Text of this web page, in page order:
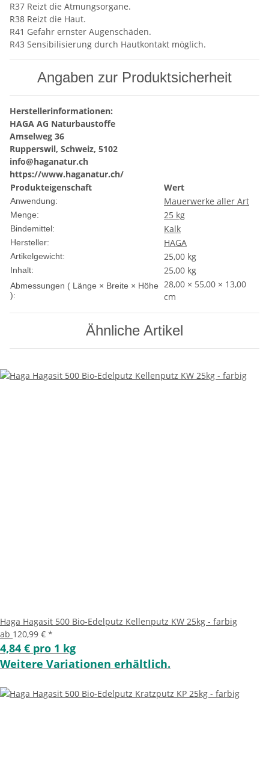
R37 Reizt die Atmungsorgane.
R38 Reizt die Haut.
R41 Gefahr ernster Augenschäden.
R43 Sensibilisierung durch Hautkontakt möglich.
Angaben zur Produktsicherheit
Herstellerinformationen:
HAGA AG Naturbaustoffe
Amselweg 36
Rupperswil, Schweiz, 5102
info@haganatur.ch
https://www.haganatur.ch/
Produkteigenschaft
Wert
Anwendung: Mauerwerke aller Art
Menge: 25 kg
Bindemittel: Kalk
Hersteller: HAGA
Artikelgewicht: 25,00 kg
Inhalt: 25,00 kg
Abmessungen ( Länge × Breite × Höhe
):
28,00 × 55,00 × 13,00
cm
Ähnliche Artikel
Haga Hagasit 500 Bio-Edelputz Kellenputz KW 25kg - farbig
ab 120,99 € *
4,84 € pro 1 kg
Weitere Variationen erhältlich.